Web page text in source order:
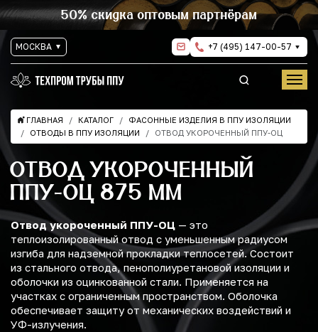
50% скидка оптовым партнёрам
МОСКВА +7 (495) 147-00-57
ГЛАВНАЯ КАТАЛОГ
ФАСОННЫЕ ИЗДЕЛИЯ В ППУ ИЗОЛЯЦИИ
ОТВОДЫ В ППУ ИЗОЛЯЦИИ
ОТВОД УКОРОЧЕННЫЙ ППУ-ОЦ
ОТВОД УКОРОЧЕННЫЙ
ППУ-ОЦ 875 ММ
Отвод укороченный ППУ-ОЦ — это
теплоизолированный отвод с уменьшенным радиусом
изгиба для надземной прокладки теплосетей. Состоит
из стального отвода, пенополиуретановой изоляции и
оболочки из оцинкованной стали. Применяется на
участках с ограниченным пространством. Оболочка
обеспечивает защиту от механических воздействий и
УФ-излучения.